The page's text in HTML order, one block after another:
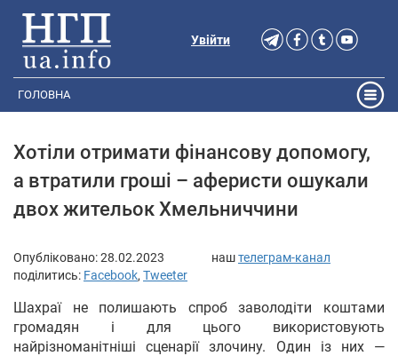
Увійти
ГОЛОВНА
Хотіли отримати фінансову допомогу,
а втратили гроші – аферисти ошукали
двох жительок Хмельниччини
Опубліковано:28.02.2023 наштелеграм-канал
поділитись: Facebook, Tweeter
Шахраї не полишають спроб заволодіти коштами
громадян і для цього використовують
найрізноманітніші сценарії злочину. Один із них —